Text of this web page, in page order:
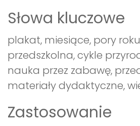
Słowa kluczowe
plakat, miesiące, pory
przedszkolna, cykle
nauka przez zabawę,
materiały dydaktyczne,
Zastosowanie